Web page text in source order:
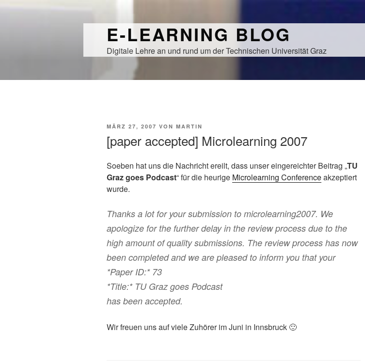
E-LEARNING BLOG
Digitale Lehre an und rund um der Technischen Universität Graz
VERÖFFENTLICHT
MÄRZ 27, 2007 VON MARTIN
[paper accepted] Microlearning 2007
Soeben hat uns die Nachricht ereilt, dass unser eingereichter Beitrag „TU
Graz goes Podcast“ für die heurige Microlearning Conferenceakzeptiert
wurde.
Thanks a lot for your submission to microlearning2007. We
apologize for the further delay in the review process due to the
high amount of quality submissions. The review process has now
been completed and we are pleased to inform you that your
*Paper ID:* 73
*Title:* TU Graz goes Podcast
has been accepted.
Wir freuen uns auf viele Zuhörer im Juni in Innsbruck 🙂